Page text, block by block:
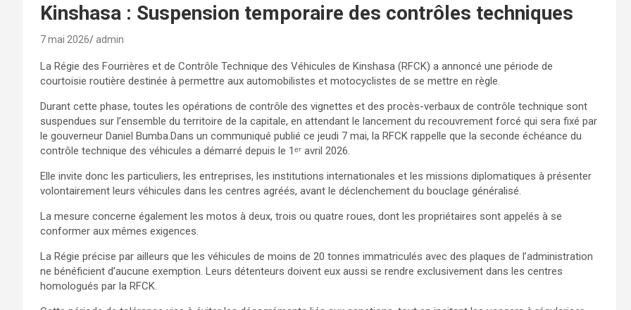
Kinshasa : Suspension temporaire des contrôles techniques
7 mai 2026 admin
La Régie des Fourrières et de Contrôle Technique des Véhicules de Kinshasa (RFCK) a annoncé une période de
courtoisie routière destinée à permettre aux automobilistes et motocyclistes de se mettre en règle.
Durant cette phase, toutes les opérations de contrôle des vignettes et des procès-verbaux de contrôle technique sont
suspendues sur l’ensemble du territoire de la capitale, en attendant le lancement du recouvrement forcé qui sera fixé par
le gouverneur Daniel Bumba.Dans un communiqué publié ce jeudi 7 mai, la RFCK rappelle que la seconde échéance du
contrôle technique des véhicules a démarré depuis le 1ᵉʳ avril 2026.
Elle invite donc les particuliers, les entreprises, les institutions internationales et les missions diplomatiques à présenter
volontairement leurs véhicules dans les centres agréés, avant le déclenchement du bouclage généralisé.
La mesure concerne également les motos à deux, trois ou quatre roues, dont les propriétaires sont appelés à se
conformer aux mêmes exigences.
La Régie précise par ailleurs que les véhicules de moins de 20 tonnes immatriculés avec des plaques de l’administration
ne bénéficient d’aucune exemption. Leurs détenteurs doivent eux aussi se rendre exclusivement dans les centres
homologués par la RFCK.